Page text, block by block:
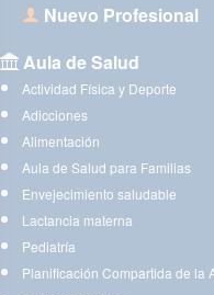
Nuevo Profesional
Aula de Salud
Actividad Física y Deporte
Adicciones
Alimentación
Aula de Salud para Familias
Envejecimiento saludable
Lactancia materna
Pediatría
Planificación Compartida de la